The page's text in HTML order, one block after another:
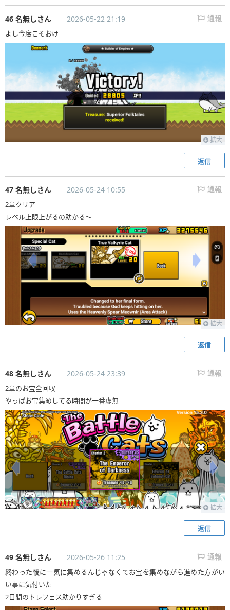
46 名無しさん 2026-05-22 21:19 通報
よし今度こそおけ
拡大
返信
47 名無しさん 2026-05-24 10:55 通報
2章クリア
レベル上限上がるの助かる〜
拡大
返信
48 名無しさん 2026-05-24 23:39 通報
2章のお宝全回収
やっぱお宝集めしてる時間が一番虚無
拡大
返信
49 名無しさん 2026-05-26 11:25 通報
終わった後に一気に集めるんじゃなくてお宝を集めながら進めた方がい
い事に気付いた
2日間のトレフェス助かりすぎる